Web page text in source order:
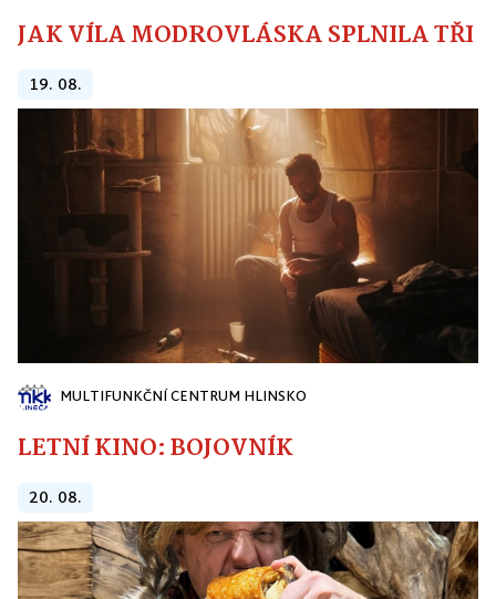
JAK VÍLA MODROVLÁSKA SPLNILA
19. 08.
MULTIFUNKČNÍ CENTRUM HLINSKO
LETNÍ KINO: BOJOVNÍK
20. 08.